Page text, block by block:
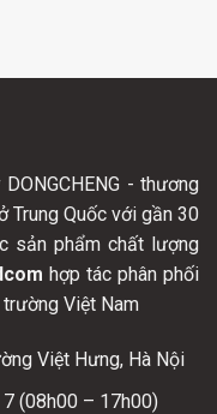
- thương
Trung Quốc với gần 30
sản phẩm chất lượng
hợp tác phân phối
Việt Nam
Việt Hưng, Hà Nội
(08h00 – 17h00)